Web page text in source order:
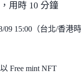
用時 10 分鐘
09 15:00（台北/香港時
Free mint NFT